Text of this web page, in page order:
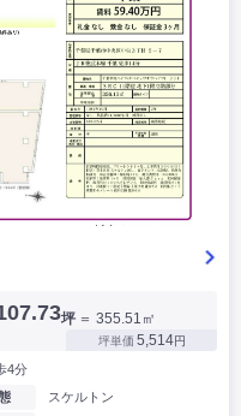
坪 ＝ 355.51㎡
坪単価 5,514円
4分
スケルトン